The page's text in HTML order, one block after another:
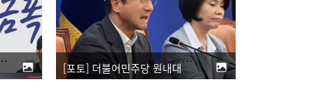
[포토] 더불어민주당 원내대책회의